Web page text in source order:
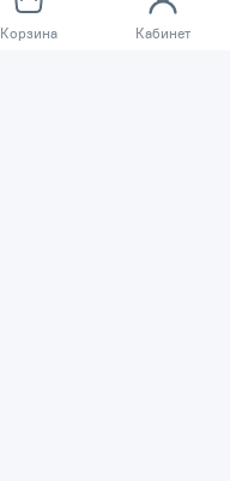
Корзина Кабинет